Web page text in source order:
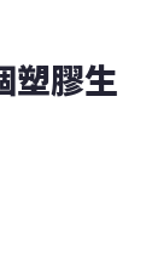
塑膠生